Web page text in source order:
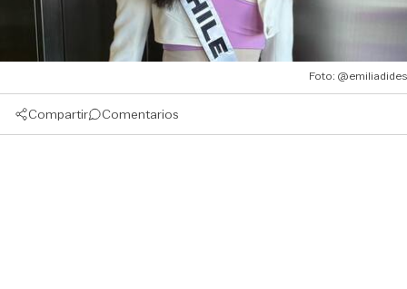
Foto: @emiliadides
Compartir Comentarios